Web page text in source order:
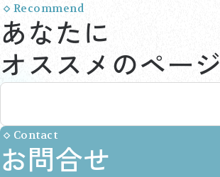
Recommend
あなたに
オススメのページ
Contact
お問合せ